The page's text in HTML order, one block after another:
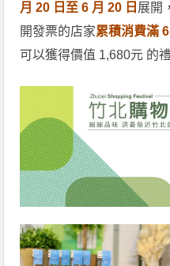
月 20 日至 6 月 20 日 展開
開發票的店家累積消費滿
可以獲得價值 1,680元 的